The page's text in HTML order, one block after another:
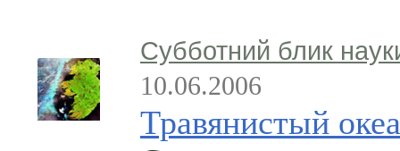
Субботний блик
10.06.2006
Травянистый